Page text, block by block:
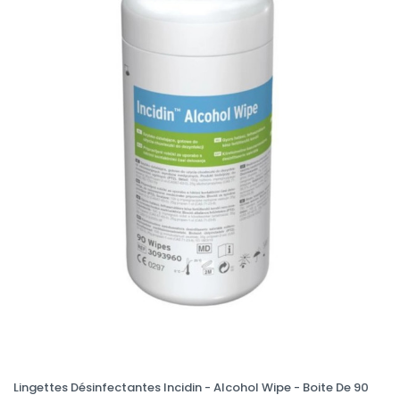
Lingettes Désinfectantes Incidin - Alcohol Wipe - Boite De 90